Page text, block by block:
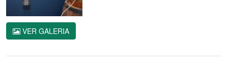
VER GALERIA